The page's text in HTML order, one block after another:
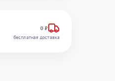
0 ₽
бесплатная доставка